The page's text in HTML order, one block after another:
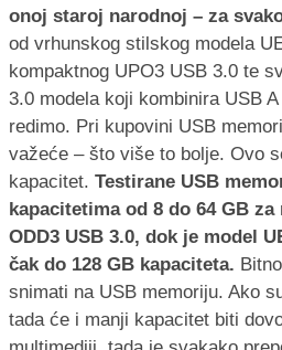
onoj staroj narodnoj – za
od vrhunskog stilskog modela
kompaktnog UPO3 USB 3.0 te
3.0 modela koji kombinira USB
redimo. Pri kupovini USB
važeće – što više to bolje. Ovo
kapacitet. Testirane USB
kapacitetima od 8 do 64 GB za
ODD3 USB 3.0, dok je model
čak do 128 GB kapaciteta.
snimati na USB memoriju. Ako
tada će i manji kapacitet biti